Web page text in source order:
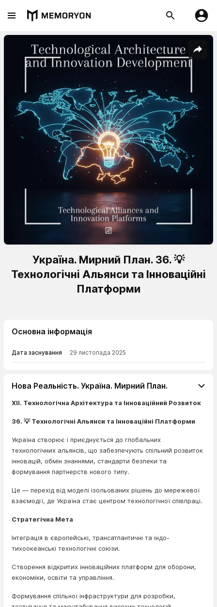
Україна. Мирний План. 36. 💡
Технологічні Альянси та Інноваційні
Платформи
Основна інформація
Дата заснування 29 листопада 2025
Нова Реальність. Україна. Мирний План.
XII. Технологічна Архітектура та Інноваційний Розвиток
36. 💡 Технологічні Альянси та Інноваційні Платформи
Україна створює і приєднується до глобальних
технологічних альянсів, що забезпечують спільний розвиток
інновацій, обмін знаннями, стандарти безпеки та
формування партнерств нового типу.
Це — перехід від моделі ізольованих рішень до мережевої
взаємодії, де Україна стає центром технологічної співпраці.
Стратегічна Мета
Інтеграція в європейські, трансатлантичні та індо-
тихоокеанські технологічні союзи.
Створення відкритих інноваційних платформ для оборони,
економіки, освіти та управління.
Формування спільної інфраструктури для розробки,